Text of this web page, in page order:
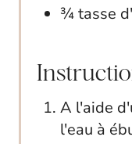
¾ tasse
A l'aide
l'eau à